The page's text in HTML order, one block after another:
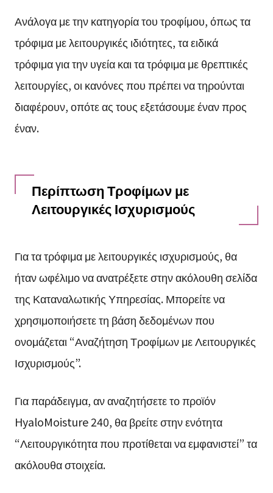
Ανάλογα με την κατηγορία του τροφίμου, όπως τα
τρόφιμα με λειτουργικές ιδιότητες, τα ειδικά
τρόφιμα για την υγεία και τα τρόφιμα με θρεπτικές
λειτουργίες, οι κανόνες που πρέπει να τηρούνται
διαφέρουν, οπότε ας τους εξετάσουμε έναν προς
έναν.
Περίπτωση Τροφίμων με
Λειτουργικές Ισχυρισμούς
Για τα τρόφιμα με λειτουργικές ισχυρισμούς, θα
ήταν ωφέλιμο να ανατρέξετε στην ακόλουθη σελίδα
της Καταναλωτικής Υπηρεσίας. Μπορείτε να
χρησιμοποιήσετε τη βάση δεδομένων που
ονομάζεται “Αναζήτηση Τροφίμων με Λειτουργικές
Ισχυρισμούς”.
Για παράδειγμα, αν αναζητήσετε το προϊόν
HyaloMoisture 240, θα βρείτε στην ενότητα
“Λειτουργικότητα που προτίθεται να εμφανιστεί” τα
ακόλουθα στοιχεία.